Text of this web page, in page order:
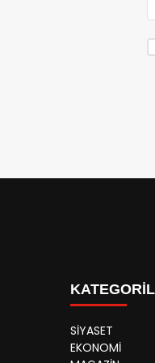
SİYASET
EKONOMİ